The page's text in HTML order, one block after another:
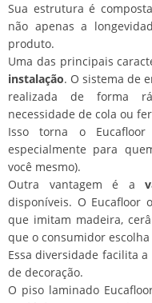
Sua estrutura é
não apenas a
produto.
Uma das principais
instalação. O sistema de
realizada de forma
necessidade de cola ou
Isso torna o Eucafloor
especialmente para
você mesmo).
Outra vantagem é a
disponíveis. O Eucafloor
que imitam madeira,
que o consumidor
Essa diversidade facilita
de decoração.
O piso laminado